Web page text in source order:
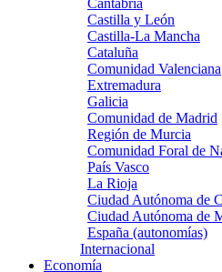
Cantabria
Castilla y León
Castilla-La Mancha
Cataluña
Comunidad Valenciana
Extremadura
Galicia
Comunidad de Madrid
Región de Murcia
Comunidad Foral de
País Vasco
La Rioja
Ciudad Autónoma de
Ciudad Autónoma de
España (autonomías)
Internacional
Economía